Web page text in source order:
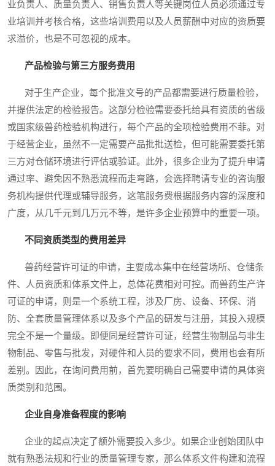
业负责人、质量负责人、销售负责人等关键岗位人员必须通过专
业培训并考核合格，这些培训费用以及人员薪酬中对应的资质要
求溢价，也是不可忽视的成本。
产品检验与第三方服务费用
对于生产企业，每个批准文号的产品都需要进行质量检验，
并提供法定的检验报告。这部分检验需要委托给具有资质的省级
或国家级兽药检验机构进行，每个产品的全项检验费用不菲。对
于经营企业，虽然不一定需要产品批批送检，但可能需要委托第
三方对仓储环境进行评估或验证。此外，很多企业为了提升申请
通过率、避免因不熟悉流程而走弯路，会选择聘请专业的咨询服
务机构提供代理或辅导服务，这笔服务费根据服务内容的深度和
广度，从几千元到几万元不等，是许多企业预算中的重要一项。
不同资质类型的费用差异
兽药经营许可证的申请，主要成本集中在经营场所、仓储条
件、人员资质和体系文件上，总体花费相对可控。而兽药生产许
可证的申请，则是一个系统工程，涉及厂房、设备、环保、消
防、全套质量管理体系以及多个产品的研发与注册，其投入规模
完全不是一个量级。即便同是经营许可证，经营生物制品与非生
物制品、零售与批发，对硬件和人员的要求不同，费用也会有所
差别。因此，在询问费用前，首先要明确自己需要申请的具体资
质类别和范围。
企业自身准备程度的影响
企业的起点决定了额外需要投入多少。如果企业创始团队中
就有熟悉法规和行业的质量管理专家，那么体系文件构建和流程